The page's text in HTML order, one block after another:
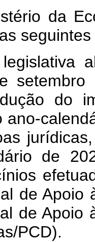
da
legislativa
do
ano-
de
de Apoio
de Apoio
PCD).